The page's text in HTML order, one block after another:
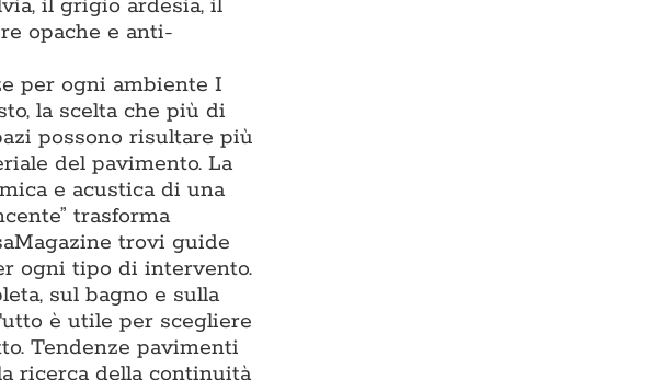
il grigio ardesia, il
opache e anti-
per ogni ambiente I
la scelta che più di
possono risultare più
del pavimento. La
e acustica di una
trasforma
trovi guide
ogni tipo di intervento.
sul bagno e sulla
è utile per scegliere
Tendenze pavimenti
ricerca della continuità